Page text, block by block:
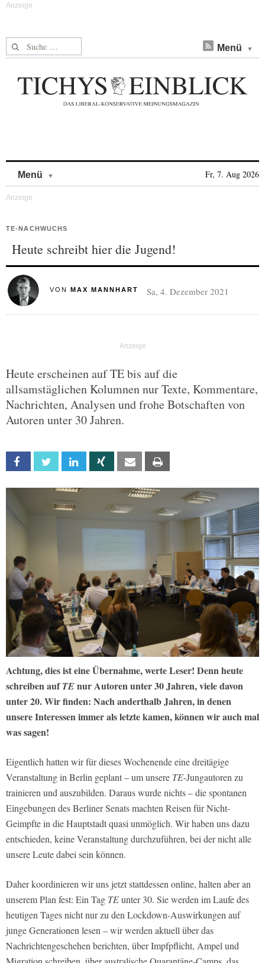
Suche nach: Menü
Menü Fr, 7. Aug 2026
TE-NACHWUCHS
Heute schreibt hier die Jugend!
VON MAX MANNHART Sa, 4. Dezember 2021
Heute erscheinen auf TE bis auf die
allsamstäglichen Kolumnen nur Texte, Kommentare,
Nachrichten, Analysen und frohe Botschaften von
Autoren unter 30 Jahren.
Facebook Twitter Linkedin Xing Email
Achtung, dies ist eine Übernahme, werte Leser! Denn heute
schreiben aufTEnur Autoren unter 30 Jahren, viele davon
unter 20. Wir finden: Nach anderthalb Jahren, in denen
unsere Interessen immer als letzte kamen, können wir auch mal
was sagen!
Eigentlich hatten wir für dieses Wochenende eine dreitägige
Veranstaltung in Berlin geplant – um unsere TE-Jungautoren zu
trainieren und auszubilden. Daraus wurde nichts – die spontanen
Eingebungen des Berliner Senats machten Reisen für Nicht-
Geimpfte in die Hauptstadt quasi unmöglich. Wir haben uns dazu
entschieden, keine Veranstaltung durchzuführen, bei der nicht alle
unsere Leute dabei sein können.
Daher koordinieren wir uns jetzt stattdessen online, halten aber an
unserem Plan fest: Ein Tag TEunter 30. Sie werden im Laufe des
heutigen Tages nicht nur zu den Lockdown-Auswirkungen auf
junge Generationen lesen – wir werden aktuell über das
Nachrichtengeschehen berichten, über Impfpflicht, Ampel und